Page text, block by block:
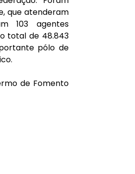
que atenderam
103 agentes
total de 48.843
pólo de
de Fomento